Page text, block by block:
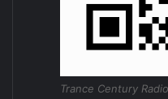
Trance Century